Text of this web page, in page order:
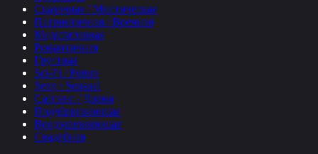
Сказочная / Мистическая
Патриотичная / Военная
Медитативная
Романтичная
Грустная
Sci-Fi / Future
Sexy / Sensual
Саспенс / Драма
Подчёркивающая
Воодушевляющая
Свадебная